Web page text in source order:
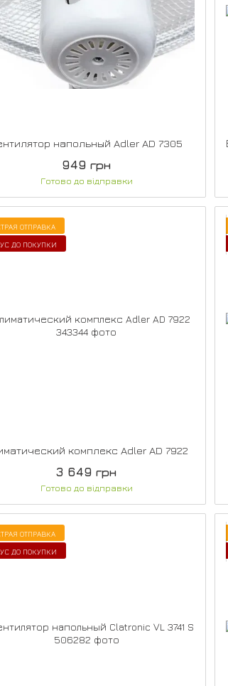
напольный Adler AD 7305
949 грн
Готово до відправки
ОТПРАВКА
ДО ПОКУПКИ
комплекс Adler AD 7922
3 649 грн
Готово до відправки
ОТПРАВКА
ДО ПОКУПКИ